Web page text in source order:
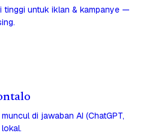
tinggi untuk iklan & kampanye —
di jawaban AI (ChatGPT,